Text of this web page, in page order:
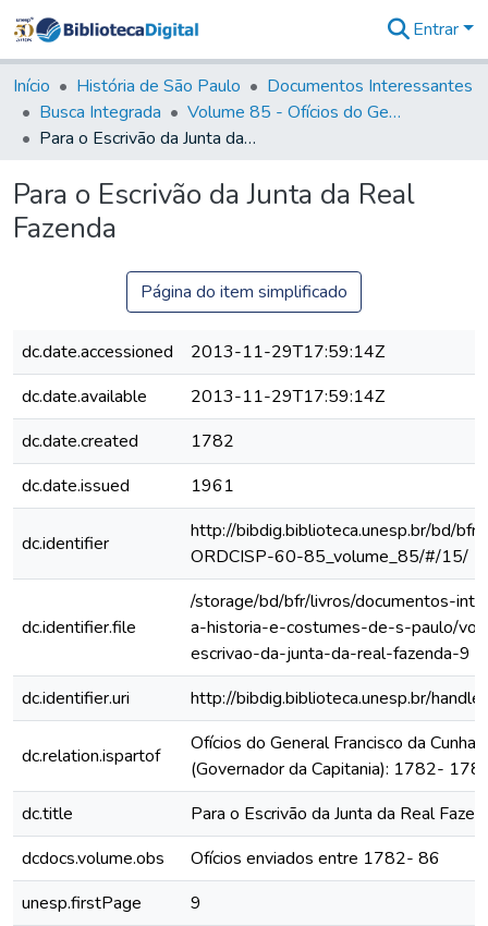
&
Coleções
Tudo na
Biblioteca
Estatísticas
Entrar
Início História de São Paulo
Documentos Interessantes
Busca Integrada
Volume 85 - Ofícios do General Francisco da Cunha Menezes (Governador da Capitania): 1782- 1786
Para o Escrivão da Junta da Real Fazenda
Para o Escrivão da Junta da Real
Fazenda
Página do item simplificado
dc.date.accessioned
2013-11-29T17:59:14Z
dc.date.available
2013-11-29T17:59:14Z
dc.date.created
1782
dc.date.issued
1961
dc.identifier
http://bibdig.biblioteca.unesp.br/bd/
ORDCISP-60-85_volume_85/#/15/
dc.identifier.file
/storage/bd/bfr/livros/documentos-
a-historia-e-costumes-de-s-paulo/
escrivao-da-junta-da-real-fazenda-9
dc.identifier.uri
http://bibdig.biblioteca.unesp.br/
dc.relation.ispartof
Ofícios do General Francisco da Cunha
(Governador da Capitania): 1782-
dc.title
Para o Escrivão da Junta da Real
dcdocs.volume.obs
Ofícios enviados entre 1782- 86
unesp.firstPage
9